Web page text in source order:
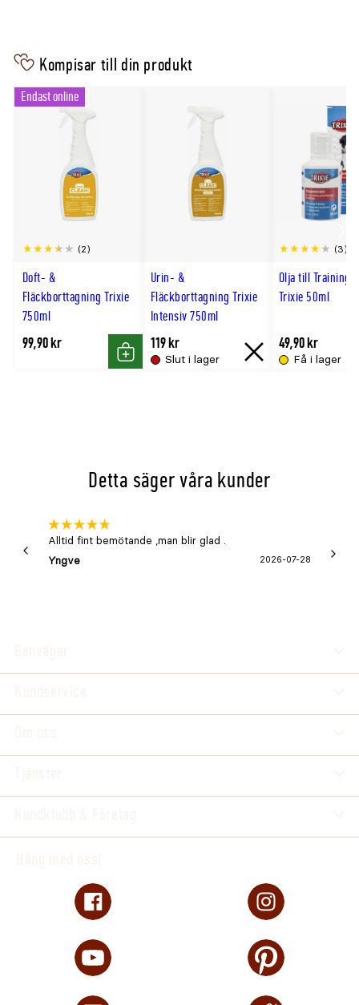
Kompisar till din produkt
Doft- &
Fläckborttagning Trixie
750ml
(2)
Endast online
99,90 kr
Köp
Urin- &
Fläckborttagning Trixie
Intensiv 750ml
Slut i lager
119 kr
Slut
Olja till Training
Trixie 50ml
(3)
Få i lager
49,90 kr
Detta säger våra kunder
Alltid fint bemötande ,man blir glad .
Yngve
2026-07-28